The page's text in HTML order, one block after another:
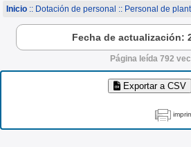
Inicio :: Dotación de personal :: Personal de
Fecha de actualización:
Página leída 792
Exportar a CSV